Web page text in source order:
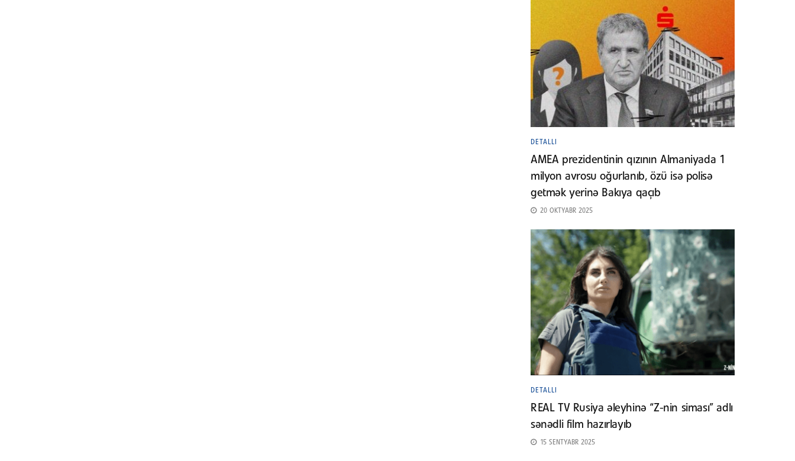
DETALLI
AMEA prezidentinin qızının Almaniyada 1
milyon avrosu oğurlanıb, özü isə polisə
getmək yerinə Bakıya qaçıb
20 OKTYABR 2025
DETALLI
REAL TV Rusiya əleyhinə “Z-nin siması” adlı
sənədli film hazırlayıb
15 SENTYABR 2025